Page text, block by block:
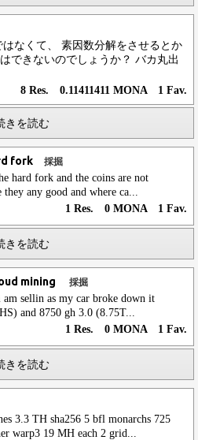
なくて、 素因数分解をさせるとか
できないのでしょうか？ バカ丸出
8 Res. 0.11411411 MONA 1 Fav.
きを読む
fork 採掘
hard fork and the coins are not
any good and where ca...
1 Res. 0 MONA 1 Fav.
きを読む
mining 採掘
am sellin as my car broke down it
and 8750 gh 3.0 (8.75T...
1 Res. 0 MONA 1 Fav.
きを読む
3.3 TH sha256 5 bfl monarchs 725
warp3 19 MH each 2 grid...